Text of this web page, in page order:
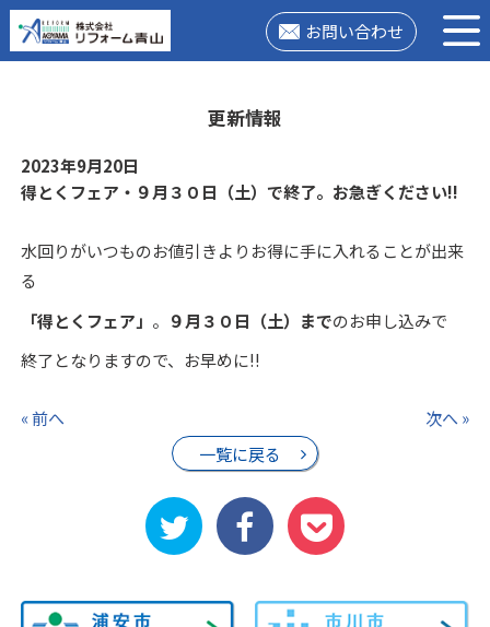
お問い合わせ
更新情報
2023年9月20日
得とくフェア・９月３０日（土）で終了。お急ぎください!!
水回りがいつものお値引きよりお得に手に入れることが出来
る
「得とくフェア」 。 ９月３０日（土）までのお申し込みで
終了となりますので、お早めに!!
« 前へ
一覧に戻る
次へ »